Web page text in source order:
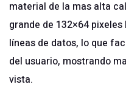
material de la mas alta
grande de 132×64
líneas de datos, lo que
del usuario, mostrando
vista.